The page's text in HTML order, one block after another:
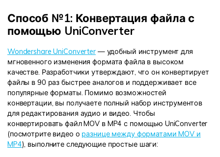
Способ №1: Конвертация файла с
помощью UniConverter
Wondershare UniConverter — удобный инструмент для
мгновенного изменения формата файла в высоком
качестве. Разработчики утверждают, что он конвертирует
файлы в 90 раз быстрее аналогов и поддерживает все
популярные форматы. Помимо возможностей
конвертации, вы получаете полный набор инструментов
для редактирования аудио и видео. Чтобы
конвертировать файл MOV в MP4 с помощью UniConverter
(посмотрите видео о разнице между форматами MOV и
MP4), выполните следующие простые шаги: